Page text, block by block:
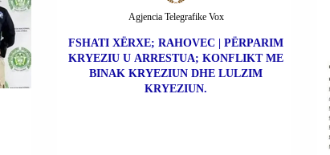
FSHATI XËRXE; RAHOVEC | PËRPARIM
KRYEZIU U ARRESTUA; KONFLIKT ME
BINAK KRYEZIUN DHE LULZIM
KRYEZIUN.
Agjencia Telegrafike Vox